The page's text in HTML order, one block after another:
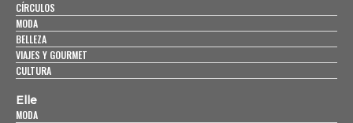
CÍRCULOS
MODA
BELLEZA
VIAJES Y GOURMET
CULTURA
Elle
MODA